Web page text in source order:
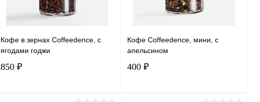
Кофе в зернах Coffeedence, с
ягодами годжи
850 ₽
Кофе Coffeedence, мини, с
апельсином
400 ₽